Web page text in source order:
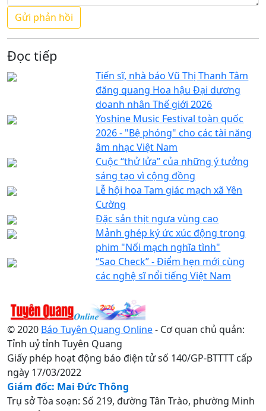
Đọc tiếp
Tiến sĩ, nhà báo Vũ Thị Thanh Tâm
đăng quang Hoa hậu Đại dương
doanh nhân Thế giới 2026
Yoshine Music Festival toàn quốc
2026 - "Bệ phóng" cho các tài năng
âm nhạc Việt Nam
Cuộc “thử lửa” của những ý tưởng
sáng tạo vì cộng đồng
Lễ hội hoa Tam giác mạch xã Yên
Cường
Đặc sản thịt ngựa vùng cao
Mảnh ghép ký ức xúc động trong
phim "Nối mạch nghĩa tình"
“Sao Check” - Điểm hẹn mới cùng
các nghệ sĩ nổi tiếng Việt Nam
© 2020 Báo Tuyên Quang Online- Cơ quan chủ quản:
Tỉnh uỷ tỉnh Tuyên Quang
Giấy phép hoạt động báo điện tử số 140/GP-BTTTT cấp
ngày 17/03/2022
Giám đốc: Mai Đức Thông
Trụ sở Tòa soạn: Số 219, đường Tân Trào, phường Minh